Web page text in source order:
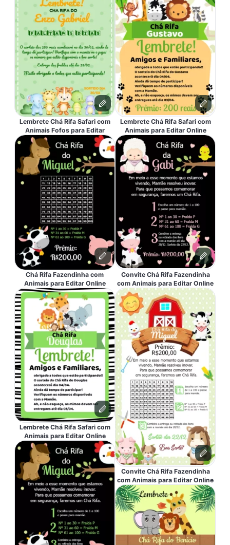
Lembrete Chá Rifa Safari com
Animais Fofos para Editar
Chá Rifa Fazendinha com
Animais para Editar Online
Lembrete Chá Rifa Safari com
Animais para Editar Online
Lembrete Chá Rifa Safari com
Animais para Editar Online
Convite Chá Rifa Fazendinha
com Animais para Editar Online
Convite Chá Rifa Fazendinha
com Animais para Editar Online